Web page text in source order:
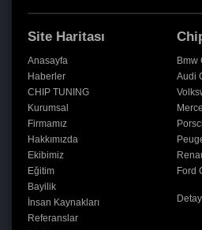
Site Haritası
Anasayfa
Haberler
CHIP TUNING
Kurumsal
Firmamız
Hakkımızda
Ekibimiz
Eğitim
Bayilik
İnsan Kaynakları
Referanslar
Bmw
Audi
Ford